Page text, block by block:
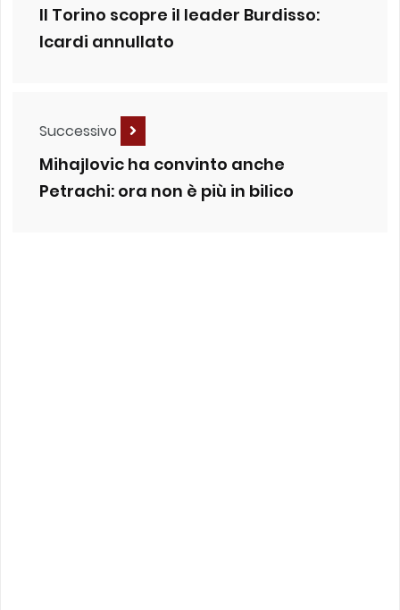
Il Torino scopre il leader Burdisso:
Icardi annullato
Successivo
Mihajlovic ha convinto anche
Petrachi: ora non è più in bilico